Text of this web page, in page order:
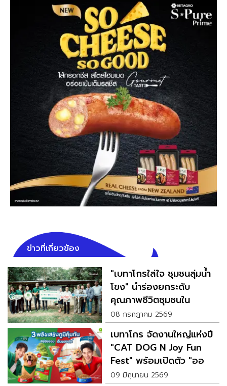
ข่าวที่เกี่ยวข้อง
"เบทาโกรใส่ใจ ชุมชนลุ่มน้ำ
โขง" นำร่องยกระดับ
คุณภาพชีวิตชุมชนใน
สปป.ลาว
08 กรกฎาคม 2569
เบทาโกร จัดงานใหญ่แห่งปี
"CAT DOG N Joy Fun
Fest" พร้อมเปิดตัว "ออฟ
โรด - กันตภณ"
09 มิถุนายน 2569